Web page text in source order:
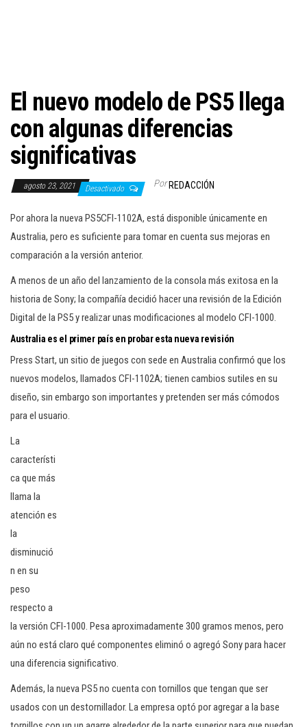
El nuevo modelo de PS5 llega
con algunas diferencias
significativas
agosto 23, 2021 Desactivado Por REDACCIÓN
Por ahora la nueva PS5CFI-1102A, está disponible únicamente en
Australia, pero es suficiente para tomar en cuenta sus mejoras en
comparación a la versión anterior.
A menos de un año del lanzamiento de la consola más exitosa en la
historia de Sony; la compañía decidió hacer una revisión de la Edición
Digital de la PS5 y realizar unas modificaciones al modelo CFI-1000.
Australia es el primer país en probar esta nueva revisión
Press Start, un sitio de juegos con sede en Australia confirmó que los
nuevos modelos, llamados CFI-1102A; tienen cambios sutiles en su
diseño, sin embargo son importantes y pretenden ser más cómodos
para el usuario.
La
característi
ca que más
llama la
atención es
la
disminució
n en su
peso
respecto a
la versión CFI-1000. Pesa aproximadamente 300 gramos menos, pero
aún no está claro qué componentes eliminó o agregó Sony para hacer
una diferencia significativo.
Además, la nueva PS5 no cuenta con tornillos que tengan que ser
usados con un destornillador. La empresa optó por agregar a la base